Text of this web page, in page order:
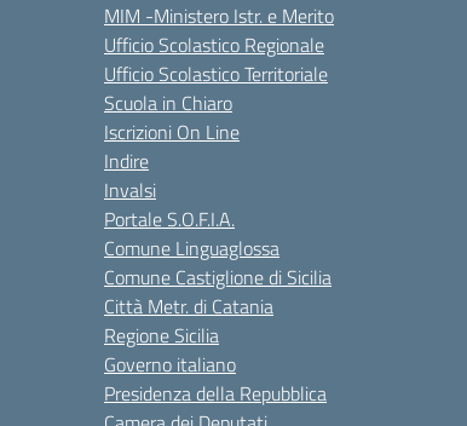
MIM -Ministero Istr. e Merito
Ufficio Scolastico Regionale
Ufficio Scolastico Territoriale
Scuola in Chiaro
Iscrizioni On Line
Indire
Invalsi
Portale S.O.F.I.A.
Comune Linguaglossa
Comune Castiglione di Sicilia
Città Metr. di Catania
Regione Sicilia
Governo italiano
Presidenza della Repubblica